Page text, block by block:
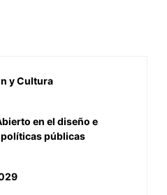
y Cultura
en el diseño e
públicas